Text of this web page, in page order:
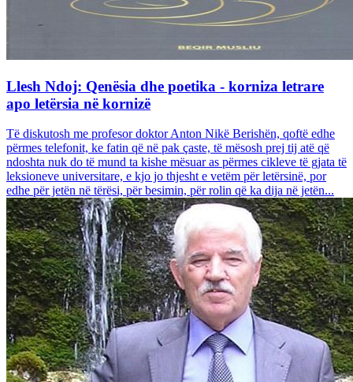
Llesh Ndoj: Qenësia dhe poetika - korniza letrare
apo letërsia në kornizë
Të diskutosh me profesor doktor Anton Nikë Berishën, qoftë edhe
përmes telefonit, ke fatin që në pak çaste, të mësosh prej tij atë që
ndoshta nuk do të mund ta kishe mësuar as përmes cikleve të gjata të
leksioneve universitare, e kjo jo thjesht e vetëm për letërsinë, por
edhe për jetën në tërësi, për besimin, për rolin që ka dija në jetën...